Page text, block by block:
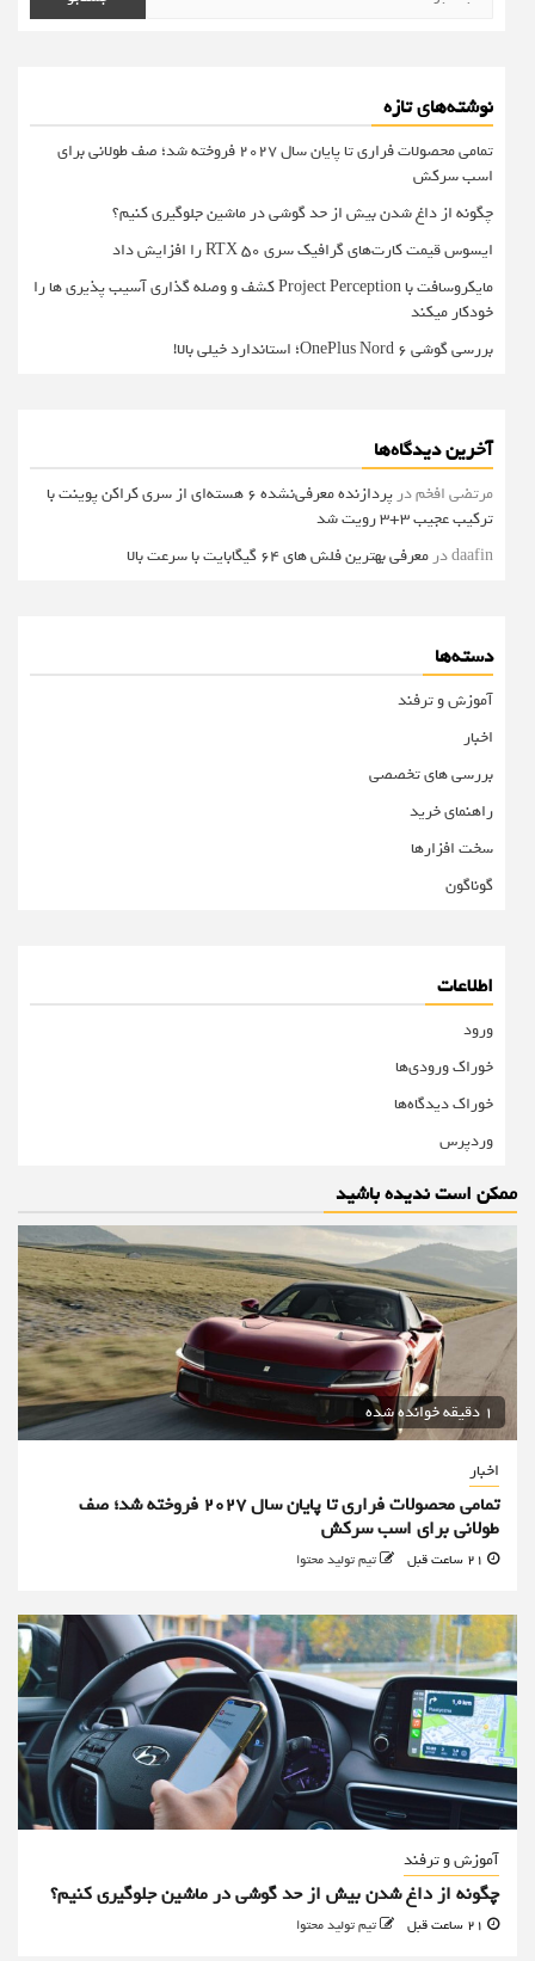
برای:
نوشته‌های تازه
تمامی محصولات فراری تا پایان سال ۲۰۲۷ فروخته شد؛ صف طولانی برای
اسب سرکش
چگونه از داغ شدن بیش از حد گوشی در ماشین جلوگیری کنیم؟
ایسوس قیمت کارت‌های گرافیک سری RTX 50 را افزایش داد
مایکروسافت با Project Perception کشف و وصله گذاری آسیب پذیری ها را
خودکار میکند
بررسی گوشی OnePlus Nord 6؛ استاندارد خیلی بالا!
آخرین دیدگاه‌ها
مرتضی افخمدر
پردازنده معرفی‌نشده 6 هسته‌ای از سری کراکن پوینت با
ترکیب عجیب 3+3 رویت شد
daafinدرمعرفی بهترین فلش های 64 گیگابایت با سرعت بالا
دسته‌ها
آموزش و ترفند
اخبار
بررسی های تخصصی
راهنمای خرید
سخت افزارها
گوناگون
اطلاعات
ورود
خوراک ورودی‌ها
خوراک دیدگاه‌ها
وردپرس
ممکن است ندیده باشید
1 دقیقه خوانده شده
اخبار
تمامی محصولات فراری تا پایان سال ۲۰۲۷ فروخته شد؛ صف
طولانی برای اسب سرکش
تیم تولید محتوا
آموزش و ترفند
چگونه از داغ شدن بیش از حد گوشی در ماشین جلوگیری کنیم؟
تیم تولید محتوا